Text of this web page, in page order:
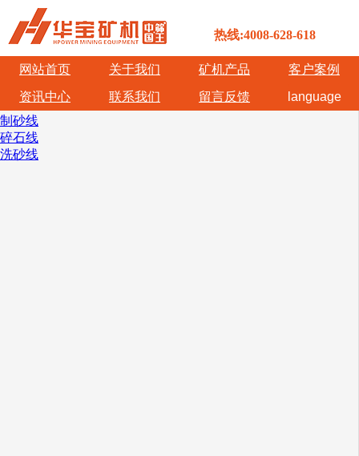
热线:4008-628-618
网站首页 关于我们 矿机产品
客户案例
资讯中心
联系我们 留言反馈
language
制砂线
碎石线
洗砂线